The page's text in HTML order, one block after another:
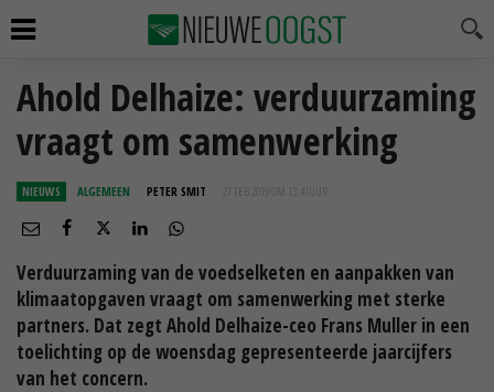
Ahold Delhaize: verduurzaming
vraagt om samenwerking
NIEUWS ALGEMEEN PETER SMIT 27 FEB 2019 OM 13:41
Verduurzaming van de voedselketen en aanpakken van
klimaatopgaven vraagt om samenwerking met sterke
partners. Dat zegt Ahold Delhaize-ceo Frans Muller in een
toelichting op de woensdag gepresenteerde jaarcijfers
van het concern.